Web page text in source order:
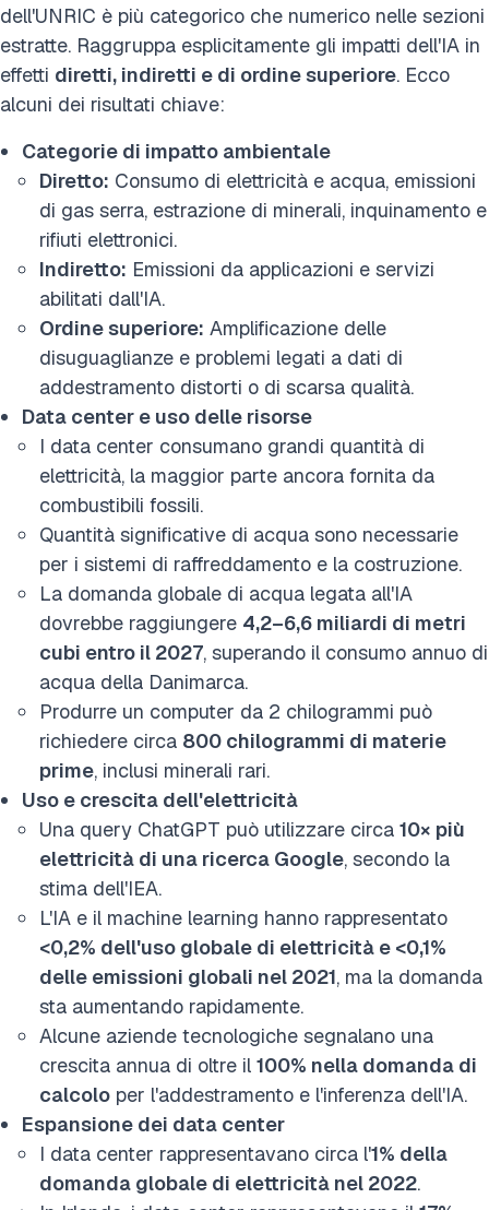
dell'UNRIC è più categorico che numerico nelle sezioni
estratte. Raggruppa esplicitamente gli impatti dell'IA in
effetti diretti, indiretti e di ordine superiore. Ecco
alcuni dei risultati chiave:
Categorie di impatto ambientale
Diretto: Consumo di elettricità e acqua, emissioni
di gas serra, estrazione di minerali, inquinamento e
rifiuti elettronici.
Indiretto: Emissioni da applicazioni e servizi
abilitati dall'IA.
Ordine superiore: Amplificazione delle
disuguaglianze e problemi legati a dati di
addestramento distorti o di scarsa qualità.
Data center e uso delle risorse
I data center consumano grandi quantità di
elettricità, la maggior parte ancora fornita da
combustibili fossili.
Quantità significative di acqua sono necessarie
per i sistemi di raffreddamento e la costruzione.
La domanda globale di acqua legata all'IA
dovrebbe raggiungere 4,2–6,6 miliardi di metri
cubi entro il 2027, superando il consumo annuo di
acqua della Danimarca.
Produrre un computer da 2 chilogrammi può
richiedere circa 800 chilogrammi di materie
prime, inclusi minerali rari.
Uso e crescita dell'elettricità
Una query ChatGPT può utilizzare circa 10× più
elettricità di una ricerca Google, secondo la
stima dell'IEA.
L'IA e il machine learning hanno rappresentato
<0,2% dell'uso globale di elettricità e <0,1%
delle emissioni globali nel 2021, ma la domanda
sta aumentando rapidamente.
Alcune aziende tecnologiche segnalano una
crescita annua di oltre il 100% nella domanda di
calcolo per l'addestramento e l'inferenza dell'IA.
Espansione dei data center
I data center rappresentavano circa l'1% della
domanda globale di elettricità nel 2022.